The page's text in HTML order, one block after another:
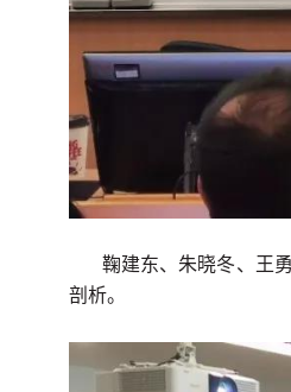
鞠建东、朱晓冬、王
剖析。